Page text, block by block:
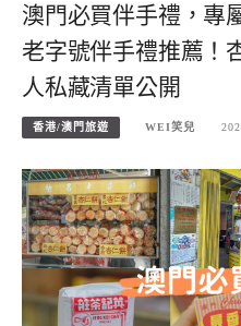
澳門必買伴手禮，專
老字號伴手禮推薦！
人私藏清單公開
香港/澳門旅遊 WEI笑兒